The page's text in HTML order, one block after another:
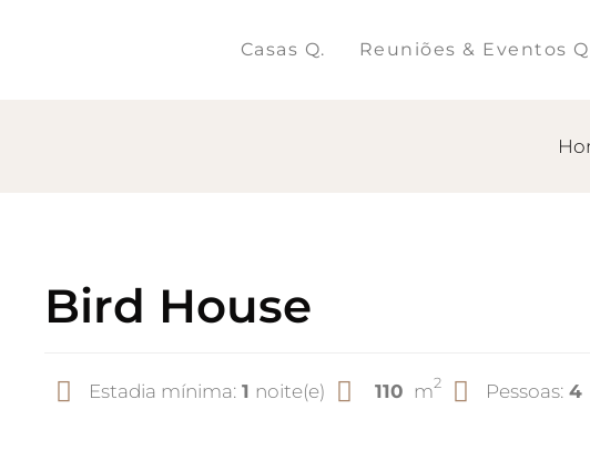
Casas Q. Reuniões & Eventos
Bird House
Estadia mínima: 1 noite(e) 110 m2 Pessoas: 4